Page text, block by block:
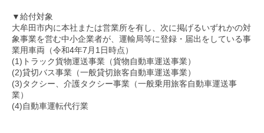
▼給付対象
大牟田市内に本社または営業所を有し、次に掲げるいずれかの対
象事業を営む中小企業者が、運輸局等に登録・届出をしている事
業用車両（令和4年7月1日時点）
(1)トラック貨物運送事業（貨物自動車運送事業）
(2)貸切バス事業（一般貸切旅客自動車運送事業）
(3)タクシー、介護タクシー事業（一般乗用旅客自動車運送事
業）
(4)自動車運転代行業